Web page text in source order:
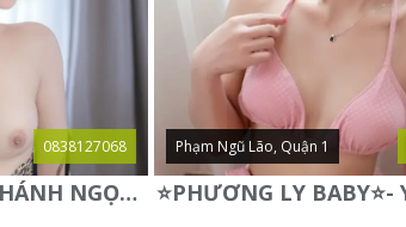
0838127068
✅ NEW HOT GIRL KHÁNH NGỌC ✅ BODY CỰC NGON NÓNG
Phạm Ngũ Lão, Quận 1